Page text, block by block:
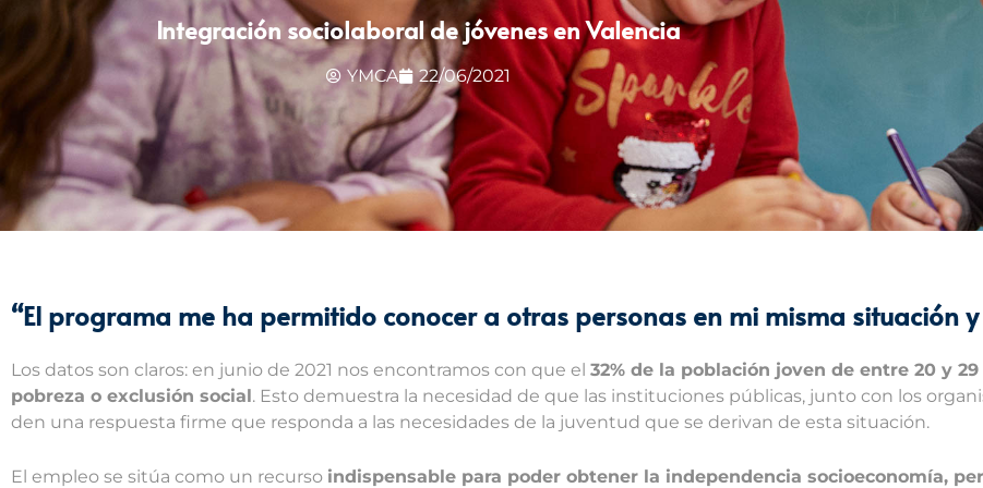
Integración sociolaboral de jóvenes en Valencia
YMCA 22/06/2021
“El programa me ha permitido conocer a otras personas en mi misma situación
Los datos son claros: en junio de 2021 nos encontramos con que el 32% de la población joven de entre 20 y
pobreza o exclusión social. Esto demuestra la necesidad de que las instituciones públicas, junto con los
den una respuesta firme que responda a las necesidades de la juventud que se derivan de esta situación.
El empleo se sitúa como un recurso indispensable para poder obtener la independencia socioeconomía,